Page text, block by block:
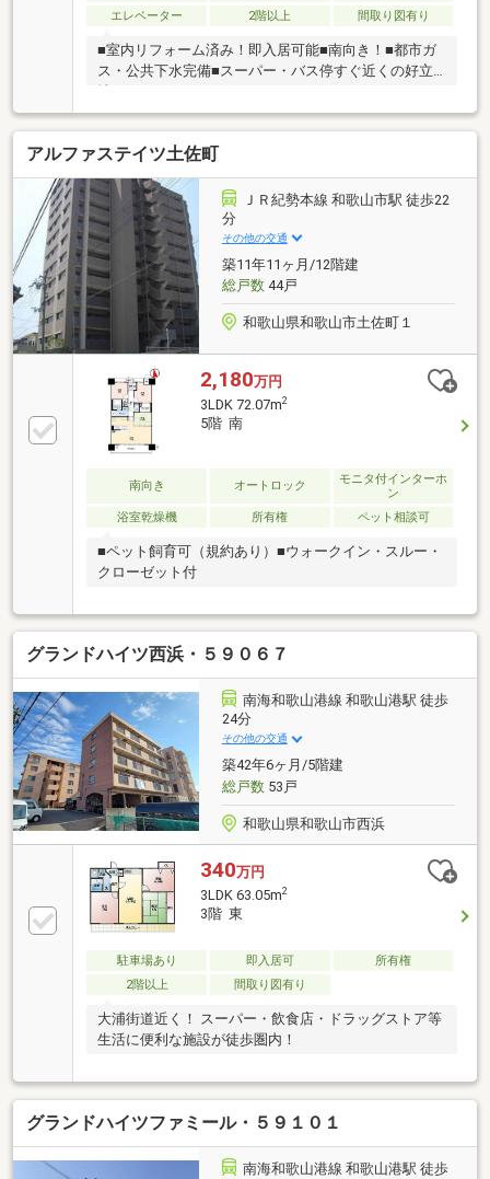
エレベーター 2階以上 間取り図有り
■室内リフォーム済み！即入居可能■南向き！■都市ガ
ス・公共下水完備■スーパー・バス停すぐ近くの好立
地
アルファステイツ土佐町
ＪＲ紀勢本線 和歌山市駅 徒歩22
分
その他の交通
築11年11ヶ月/12階建
総戸数44戸
和歌山県和歌山市土佐町１
2,180万円
3LDK 72.07m2
5階 南
南向き オートロック
モニタ付インターホ
ン
浴室乾燥機
所有権 ペット相談可
■ペット飼育可（規約あり）■ウォークイン・スルー・
クローゼット付
グランドハイツ西浜・５９０６７
南海和歌山港線 和歌山港駅 徒歩
24分
その他の交通
築42年6ヶ月/5階建
総戸数53戸
和歌山県和歌山市西浜
340万円
3LDK 63.05m2
3階 東
駐車場あり 即入居可
所有権
2階以上
間取り図有り
大浦街道近く！ スーパー・飲食店・ドラッグストア等
生活に便利な施設が徒歩圏内！
グランドハイツファミール・５９１０１
南海和歌山港線 和歌山港駅 徒歩